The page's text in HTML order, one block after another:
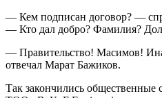
— Кем подписан договор? —
— Кто дал добро? Фамилия?
— Правительство! Масимов!
отвечал Марат Бажиков.
Так закончились общественные